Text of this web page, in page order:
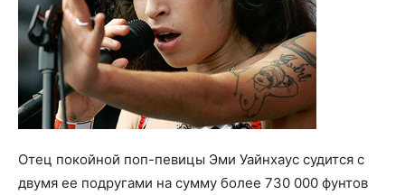
Отец покойной поп-певицы Эми Уайнхаус судится с
двумя ее подругами на сумму более 730 000 фунтов